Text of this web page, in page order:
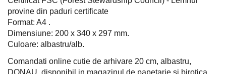
provine din paduri certificate
Format: A4 .
Dimensiune: 200 x 340 x 297 mm.
Culoare: albastru/alb.
Comandati online cutie de arhivare 20 cm, albastru,
DONAU, disponibil in magazinul de papetarie si birotica